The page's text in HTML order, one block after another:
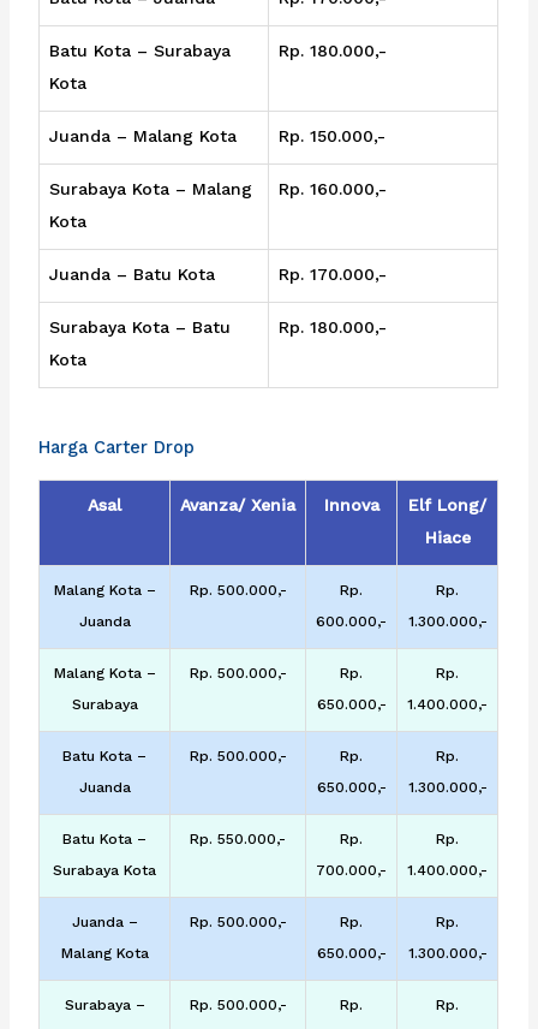
Batu Kota – Surabaya
Kota
Rp. 180.000,-
Juanda – Malang Kota Rp. 150.000,-
Surabaya Kota – Malang
Kota
Rp. 160.000,-
Juanda – Batu Kota Rp. 170.000,-
Surabaya Kota – Batu
Kota
Rp. 180.000,-
Harga Carter Drop
Asal Avanza/ Xenia Innova
Elf Long/
Hiace
Malang Kota –
Juanda
Rp. 500.000,-
Rp.
600.000,-
Rp.
1.300.000,-
Malang Kota –
Surabaya
Rp. 500.000,-
Rp.
650.000,-
Rp.
1.400.000,-
Batu Kota –
Juanda
Rp. 500.000,-
Rp.
650.000,-
Rp.
1.300.000,-
Batu Kota –
Surabaya Kota
Rp. 550.000,-
Rp.
700.000,-
Rp.
1.400.000,-
Juanda –
Malang Kota
Rp. 500.000,-
Rp.
650.000,-
Rp.
1.300.000,-
Surabaya –
Rp. 500.000,-
Rp.
Rp.